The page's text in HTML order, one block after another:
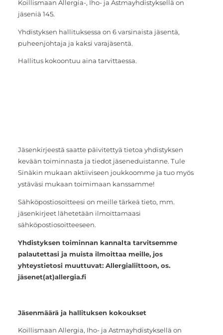
Koillismaan Allergia-, Iho- ja Astmayhdistyksellä on
jäseniä 145.
Yhdistyksen hallituksessa on 6 varsinaista jäsentä,
puheenjohtaja ja kaksi varajäsentä.
Hallitus kokoontuu aina tarvittaessa.
Jäsenkirjeestä saatte päivitettyä tietoa yhdistyksen
kevään toiminnasta ja tiedot jäseneduistanne. Tule
Sinäkin mukaan aktiiviseen joukkoomme ja tuo myös
ystäväsi mukaan toimimaan kanssamme!
Sähköpostiosoitteesi on meille tärkeä tieto, mm.
jäsenkirjeet lähetetään ilmoittamaasi
sähköpostiosoitteeseen.
Yhdistyksen toiminnan kannalta tarvitsemme
palautettasi ja muista ilmoittaa meille, jos
yhteystietosi muuttuvat: Allergialiittoon, os.
jäsenet(at)allergia.fi
Jäsenmäärä ja hallituksen kokoukset
Koillismaan Allergia, Iho- ja Astmayhdistyksellä on